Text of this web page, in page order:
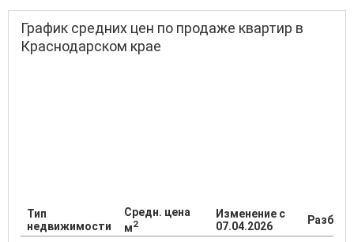
График средних цен по продаже квартир в
Краснодарском крае
Тип
недвижимости
Средн. цена
м2
Изменение с
07.04.2026